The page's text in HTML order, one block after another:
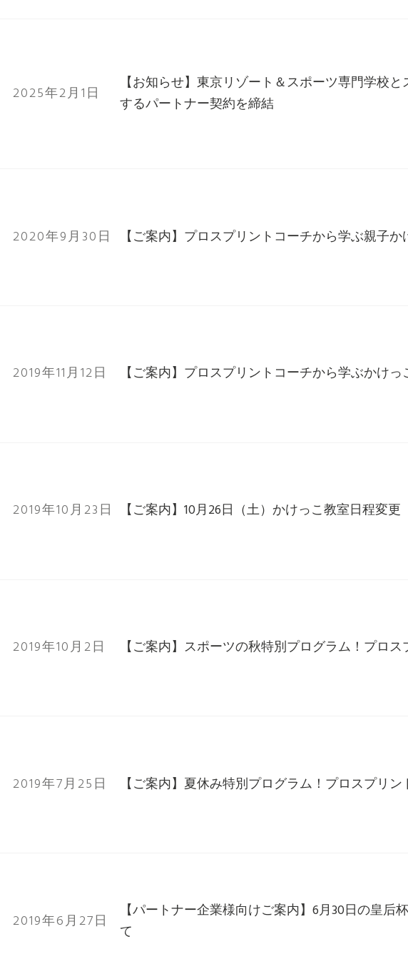
2025年2月1日
【お知らせ】東京リゾート＆スポーツ専門学校
するパートナー契約を締結
2020年9月30日 【ご案内】プロスプリントコーチから学ぶ親子
2019年11月12日 【ご案内】プロスプリントコーチから学ぶかけ
2019年10月23日 【ご案内】10月26日（土）かけっこ教室日程変更
2019年10月2日 【ご案内】スポーツの秋特別プログラム！プロ
2019年7月25日 【ご案内】夏休み特別プログラム！プロスプリ
2019年6月27日
【パートナー企業様向けご案内】6月30日の皇
て